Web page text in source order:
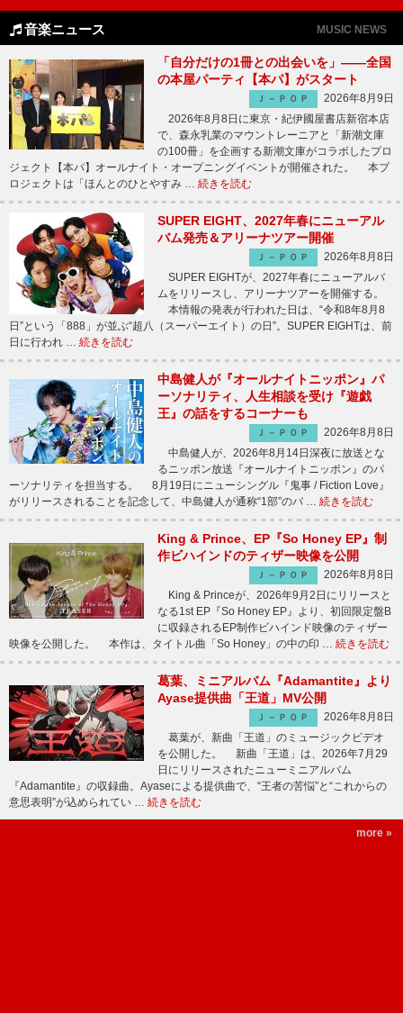
音楽ニュース MUSIC NEWS
「自分だけの1冊との出会いを」――全国
の本屋パーティ【本パ】がスタート
Ｊ－ＰＯＰ
2026年8月9日
2026年8月8日に東京・紀伊國屋書店新宿本店
で、森永乳業のマウントレーニアと「新潮文庫
の100冊」を企画する新潮文庫がコラボしたプロ
ジェクト【本パ】オールナイト・オープニングイベントが開催された。 本プ
ロジェクトは「ほんとのひとやすみ … 続きを読む
SUPER EIGHT、2027年春にニューアル
バム発売＆アリーナツアー開催
Ｊ－ＰＯＰ
2026年8月8日
SUPER EIGHTが、2027年春にニューアルバ
ムをリリースし、アリーナツアーを開催する。
本情報の発表が行われた日は、“令和8年8月8
日”という「888」が並ぶ“超八（スーパーエイト）の日”。SUPER EIGHTは、前
日に行われ … 続きを読む
中島健人が『オールナイトニッポン』パ
ーソナリティ、人生相談を受け『遊戯
王』の話をするコーナーも
Ｊ－ＰＯＰ
2026年8月8日
中島健人が、2026年8月14日深夜に放送とな
るニッポン放送『オールナイトニッポン』のパ
ーソナリティを担当する。 8月19日にニューシングル『鬼事 / Fiction Love』
がリリースされることを記念して、中島健人が通称“1部”のパ … 続きを読む
King & Prince、EP『So Honey EP』制
作ビハインドのティザー映像を公開
Ｊ－ＰＯＰ
2026年8月8日
King & Princeが、2026年9月2日にリリースと
なる1st EP『So Honey EP』より、初回限定盤B
に収録されるEP制作ビハインド映像のティザー
映像を公開した。 本作は、タイトル曲「So Honey」の中の印 … 続きを読む
葛葉、ミニアルバム『Adamantite』より
Ayase提供曲「王道」MV公開
Ｊ－ＰＯＰ
2026年8月8日
葛葉が、新曲「王道」のミュージックビデオ
を公開した。 新曲「王道」は、2026年7月29
日にリリースされたニューミニアルバム
『Adamantite』の収録曲。Ayaseによる提供曲で、“王者の苦悩”と“これからの
意思表明”が込められてい … 続きを読む
more »